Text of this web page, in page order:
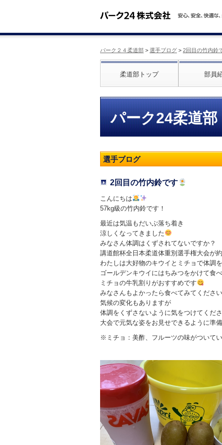
パーク２４柔道部 > 選手ブログ > 2回目の竹内鈴
柔道部トップ 部員
パーク24柔道部
選手ブログ
2回目の竹内鈴です
こんにちは
57kg級の竹内鈴です！
最近は気温もだいぶ落ち着き
涼しくなってきました
みなさん体調はくずされてないですか？
講道館杯全日本柔道体重別選手権大会が
わたしは大好物のキウイとミチョで体調
ゴールデンキウイにはちみつをかけて食
ミチョの牛乳割りがおすすめです
みなさんもよかったら食べてみてください
気候の変化もありますが
体調をくずさないように気をつけてくだ
大会で元気な姿をお見せできるように準
※ミチョ：美酢、フルーツの味がついて